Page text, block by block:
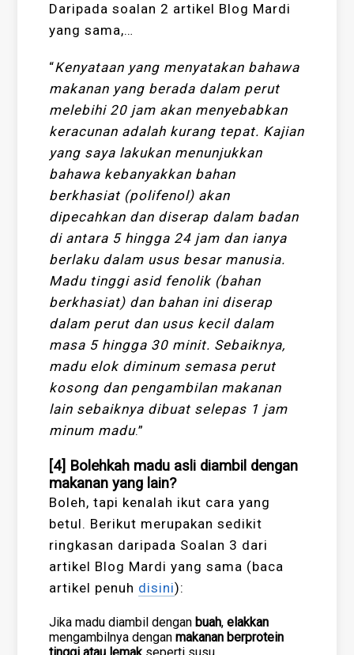
Daripada soalan 2 artikel Blog Mardi
yang sama,…
“Kenyataan yang menyatakan bahawa
makanan yang berada dalam perut
melebihi 20 jam akan menyebabkan
keracunan adalah kurang tepat. Kajian
yang saya lakukan menunjukkan
bahawa kebanyakkan bahan
berkhasiat (polifenol) akan
dipecahkan dan diserap dalam badan
di antara 5 hingga 24 jam dan ianya
berlaku dalam usus besar manusia.
Madu tinggi asid fenolik (bahan
berkhasiat) dan bahan ini diserap
dalam perut dan usus kecil dalam
masa 5 hingga 30 minit. Sebaiknya,
madu elok diminum semasa perut
kosong dan pengambilan makanan
lain sebaiknya dibuat selepas 1 jam
minum madu.”
[4] Bolehkah madu asli diambil dengan
makanan yang lain?
Boleh, tapi kenalah ikut cara yang
betul. Berikut merupakan sedikit
ringkasan daripada Soalan 3 dari
artikel Blog Mardi yang sama (baca
artikel penuh disini):
Jika madu diambil denganbuah,elakkan
mengambilnya denganmakanan berprotein